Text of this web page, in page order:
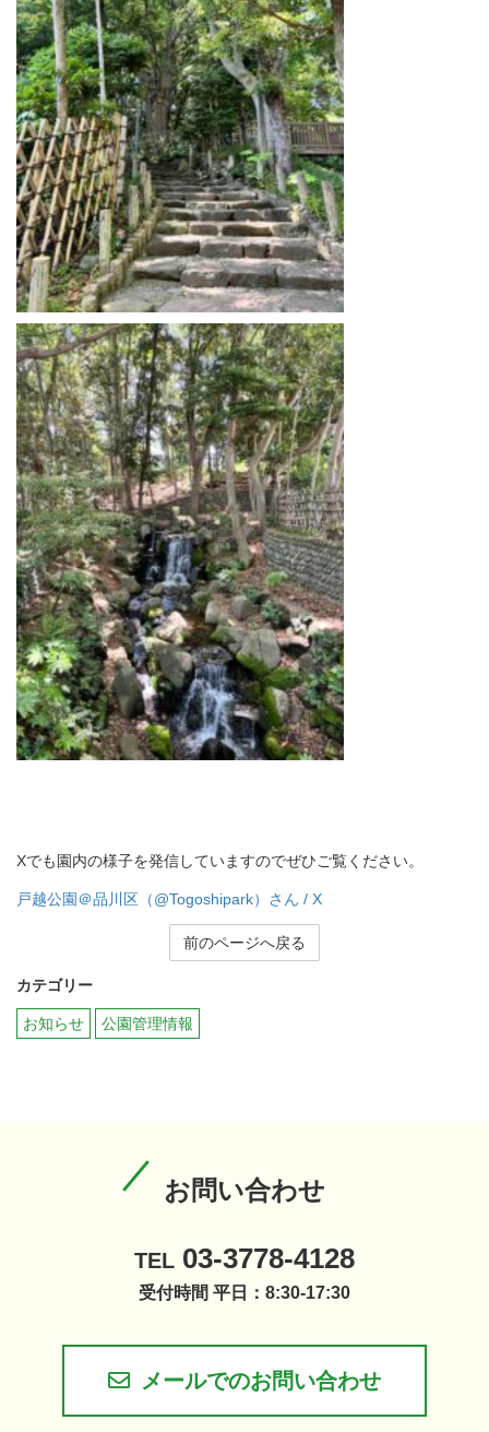
Xでも園内の様子を発信していますのでぜひご覧ください。
戸越公園＠品川区（@Togoshipark）さん / X
前のページへ戻る
カテゴリー
お知らせ 公園管理情報
お問い合わせ
TEL 03-3778-4128
受付時間 平日：8:30-17:30
メールでのお問い合わせ